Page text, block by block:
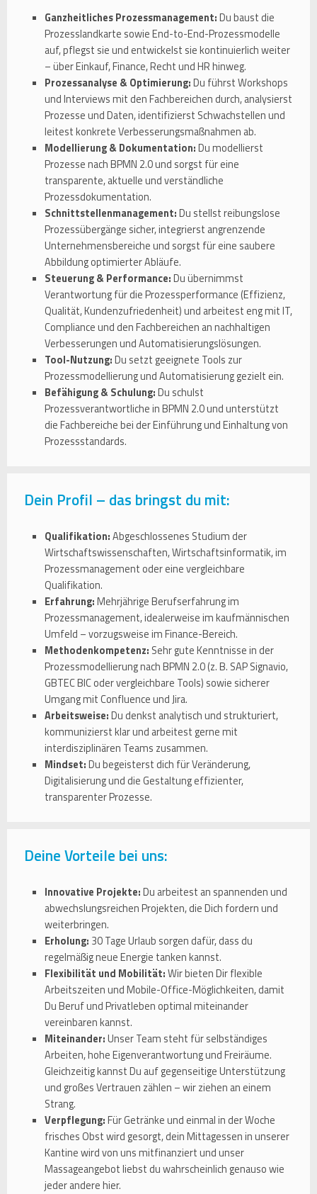
Ganzheitliches Prozessmanagement:Du baust die
Prozesslandkarte sowie End-to-End-Prozessmodelle
auf, pflegst sie und entwickelst sie kontinuierlich weiter
– über Einkauf, Finance, Recht und HR hinweg.
Prozessanalyse & Optimierung:Du führst Workshops
und Interviews mit den Fachbereichen durch, analysierst
Prozesse und Daten, identifizierst Schwachstellen und
leitest konkrete Verbesserungsmaßnahmen ab.
Modellierung & Dokumentation:Du modellierst
Prozesse nach BPMN 2.0 und sorgst für eine
transparente, aktuelle und verständliche
Prozessdokumentation.
Schnittstellenmanagement:Du stellst reibungslose
Prozessübergänge sicher, integrierst angrenzende
Unternehmensbereiche und sorgst für eine saubere
Abbildung optimierter Abläufe.
Steuerung & Performance:Du übernimmst
Verantwortung für die Prozessperformance (Effizienz,
Qualität, Kundenzufriedenheit) und arbeitest eng mit IT,
Compliance und den Fachbereichen an nachhaltigen
Verbesserungen und Automatisierungslösungen.
Tool-Nutzung:Du setzt geeignete Tools zur
Prozessmodellierung und Automatisierung gezielt ein.
Befähigung & Schulung:Du schulst
Prozessverantwortliche in BPMN 2.0 und unterstützt
die Fachbereiche bei der Einführung und Einhaltung von
Prozessstandards.
Dein Profil – das bringst du mit:
Qualifikation:Abgeschlossenes Studium der
Wirtschaftswissenschaften, Wirtschaftsinformatik, im
Prozessmanagement oder eine vergleichbare
Qualifikation.
Erfahrung:Mehrjährige Berufserfahrung im
Prozessmanagement, idealerweise im kaufmännischen
Umfeld – vorzugsweise im Finance-Bereich.
Methodenkompetenz: Sehr gute Kenntnisse in der
Prozessmodellierung nach BPMN 2.0 (z. B. SAP Signavio,
GBTEC BIC oder vergleichbare Tools) sowie sicherer
Umgang mit Confluence und Jira.
Arbeitsweise:Du denkst analytisch und strukturiert,
kommunizierst klar und arbeitest gerne mit
interdisziplinären Teams zusammen.
Mindset:Du begeisterst dich für Veränderung,
Digitalisierung und die Gestaltung effizienter,
transparenter Prozesse.
Deine Vorteile bei uns:
Innovative Projekte:Du arbeitest an spannenden und
abwechslungsreichen Projekten, die Dich fordern und
weiterbringen.
Erholung: 30 Tage Urlaub sorgen dafür, dass du
regelmäßig neue Energie tanken kannst.
Flexibilität und Mobilität:Wir bieten Dir flexible
Arbeitszeiten und Mobile-Office-Möglichkeiten, damit
Du Beruf und Privatleben optimal miteinander
vereinbaren kannst.
Miteinander:Unser Team steht für selbständiges
Arbeiten, hohe Eigenverantwortung und Freiräume.
Gleichzeitig kannst Du auf gegenseitige Unterstützung
und großes Vertrauen zählen – wir ziehen an einem
Strang.
Verpflegung:Für Getränke und einmal in der Woche
frisches Obst wird gesorgt, dein Mittagessen in unserer
Kantine wird von uns mitfinanziert und unser
Massageangebot liebst du wahrscheinlich genauso wie
jeder andere hier.